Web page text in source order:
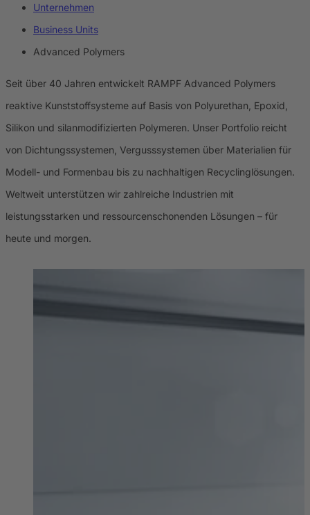
Unternehmen
Business Units
Advanced Polymers
Seit über 40 Jahren entwickelt RAMPF Advanced Polymers
reaktive Kunststoffsysteme auf Basis von Polyurethan, Epoxid,
Silikon und silanmodifizierten Polymeren. Unser Portfolio reicht
von Dichtungssystemen, Vergusssystemen über Materialien für
Modell- und Formenbau bis zu nachhaltigen Recyclinglösungen.
Weltweit unterstützen wir zahlreiche Industrien mit
leistungsstarken und ressourcenschonenden Lösungen – für
heute und morgen.